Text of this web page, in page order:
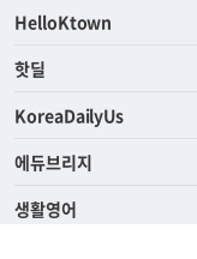
HelloKtown
핫딜
KoreaDailyUs
에듀브리지
생활영어